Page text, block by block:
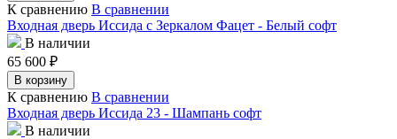
К сравнению В сравнении
Входная дверь Иссида с Зеркалом Фацет - Белый софт
В наличии
65 600 ₽
В корзину
К сравнению В сравнении
Входная дверь Иссида 23 - Шампань софт
В наличии